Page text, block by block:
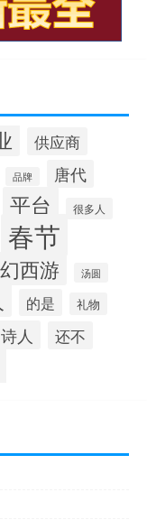
供应商
品牌 唐代
平台 很多人
春节
西游 汤圆
的是 礼物
诗人 还不